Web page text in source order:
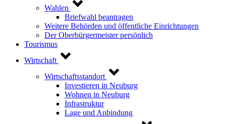
Wahlen
Briefwahl beantragen
Weitere Behörden und öffentliche Einrichtungen
Der Oberbürgermeister persönlich
Tourismus
Wirtschaft
Wirtschaftsstandort
Investieren in Neuburg
Wohnen in Neuburg
Infrastruktur
Lage und Anbindung